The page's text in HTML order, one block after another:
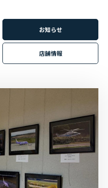
イ
ズ
お知らせ
店舗情報